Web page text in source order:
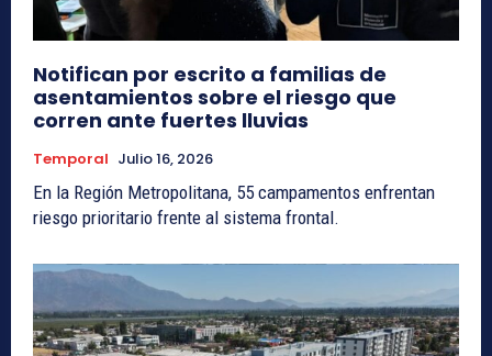
Notifican por escrito a familias de
asentamientos sobre el riesgo que
corren ante fuertes lluvias
Temporal Julio 16, 2026
En la Región Metropolitana, 55 campamentos enfrentan
riesgo prioritario frente al sistema frontal.